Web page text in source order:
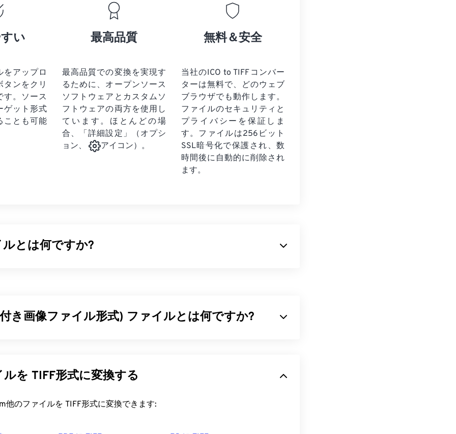
い
をアップロ
タンをクリ
。 ソース
ゲット形式
ことも可能
最高品質
最高品質での変換を実現す
るために、オープンソース
ソフトウェアとカスタムソ
フトウェアの両方を使用し
ています。ほとんどの場
合、「詳細設定」（オプシ
ョン、
アイコン）。
無料＆安全
当社のICO to TIFFコンバー
ターは無料で、どのウェブ
ブラウザでも動作します。
ファイルのセキュリティと
プライバシーを保証しま
す。ファイルは256ビット
SSL暗号化で保護され、数
時間後に自動的に削除され
ます。
ルとは何ですか?
ようにします。
の開き、編集、作成に最適なプログラムです。ICO ファイルを変換するに
ICO コンバーターのご利用をご検討ください。ICO ファイルは、特定の画像
他のファイル形式との間で変換されることがよくあります。
き画像ファイル形式) ファイルとは何ですか?
ビットマップとラスター構造により、JPEG、ロスレス圧縮された画像ファ
き画像、あるいはページとして 保存
ルを開くにはどうすればいいですか?
を TIFF形式に変換する
他のファイルを TIFF形式に変換できます: